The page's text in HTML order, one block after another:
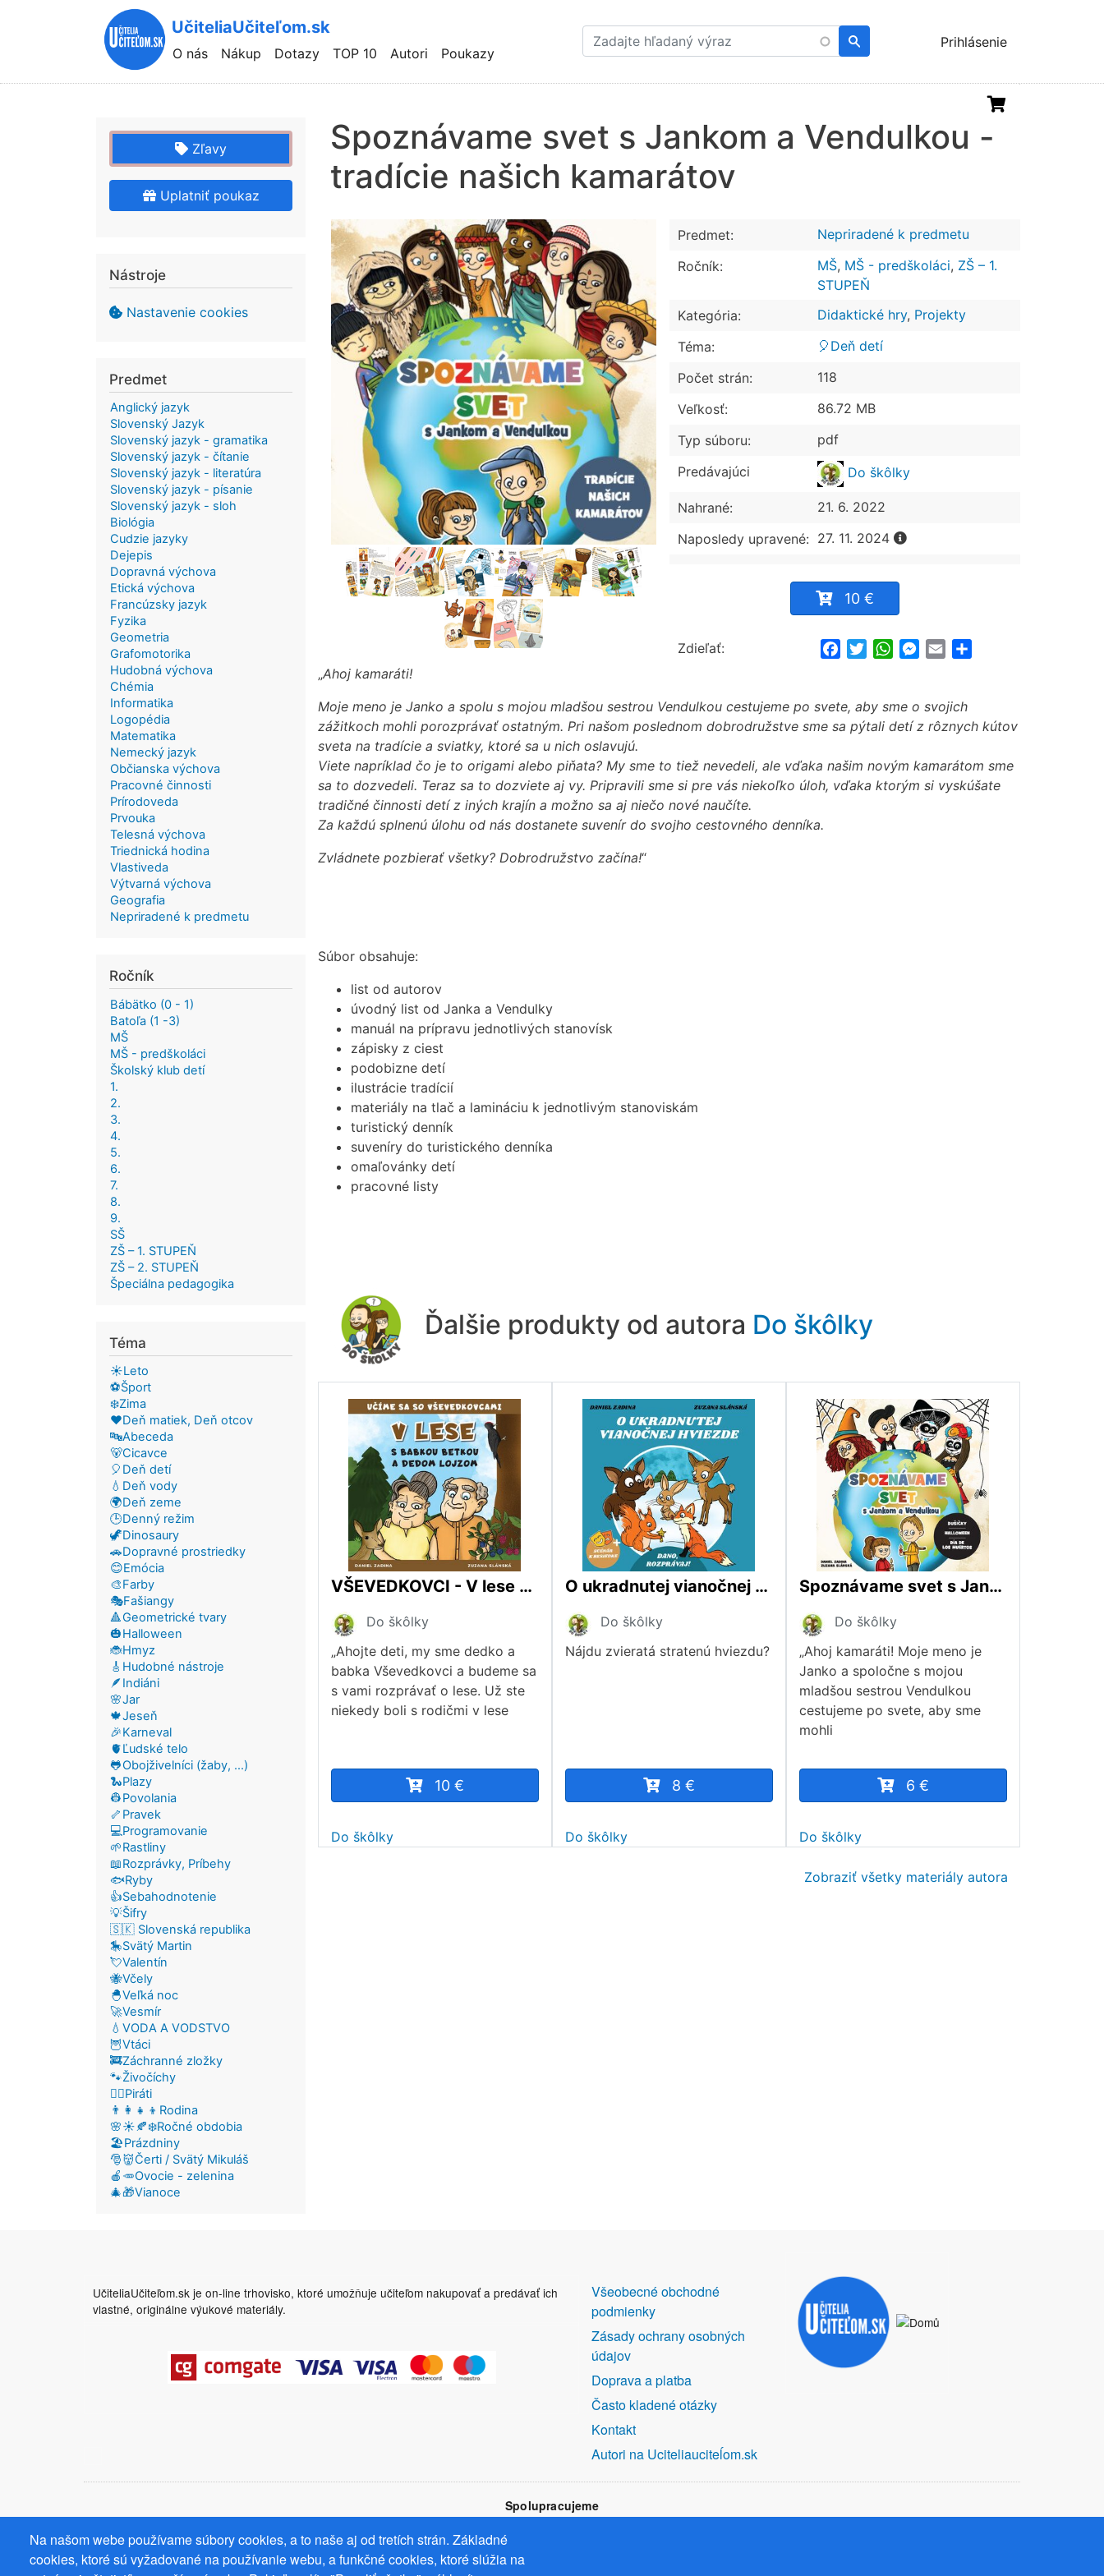
hlavný
UčiteliaUčiteľom.sk
Menu
Prihlásenie
Hlavní
navigace
O nás Nákup Dotazy TOP 10 Autori Poukazy
Spoznávame svet s Jankom a Vendulkou -
tradície našich kamarátov
Predmet:
Nepriradené k predmetu
Ročník:
MŠ, MŠ - predškoláci, ZŠ – 1.
STUPEŇ
Kategória:
Didaktické hry, Projekty
Téma:
🎈Deň detí
Počet strán:
118
Veľkosť:
86.72 MB
Typ súboru:
pdf
Predávajúci
Do škôlky
Nahrané:
21. 6. 2022
Naposledy upravené: 27. 11. 2024
10 €
Zdieľať: FacebookTwitterWhatsApp
Messenger
Email
„Ahoj kamaráti!
Moje meno je Janko a spolu s mojou mladšou sestrou Vendulkou cestujeme po svete, aby sme o svojich
zážitkoch mohli porozprávať ostatným. Pri našom poslednom dobrodružstve sme sa pýtali detí z rôznych kútov
sveta na tradície a sviatky, ktoré sa u nich oslavujú.
Viete napríklad čo je to origami alebo piňata? My sme to tiež nevedeli, ale vďaka našim novým kamarátom sme
sa to dozvedeli. Teraz sa to dozviete aj vy. Pripravili sme si pre vás niekoľko úloh, vďaka ktorým si vyskúšate
tradičné činnosti detí z iných krajín a možno sa aj niečo nové naučíte.
Za každú splnenú úlohu od nás dostanete suvenír do svojho cestovného denníka.
Zvládnete pozbierať všetky? Dobrodružstvo začína!“
Súbor obsahuje:
list od autorov
úvodný list od Janka a Vendulky
manuál na prípravu jednotlivých stanovísk
zápisky z ciest
podobizne detí
ilustrácie tradícií
materiály na tlač a lamináciu k jednotlivým stanoviskám
turistický denník
suveníry do turistického denníka
omaľovánky detí
pracovné listy
Ďalšie produkty od autora Do škôlky
VŠEVEDKOVCI - V lese s babkou Betkou a dedom Lojzom
Do škôlky
„Ahojte deti, my sme dedko a
babka Vševedkovci a budeme sa
s vami rozprávať o lese. Už ste
niekedy boli s rodičmi v lese
10 €
Do škôlky
O ukradnutej vianočnej hviezde
Do škôlky
Nájdu zvieratá stratenú hviezdu?
8 €
Do škôlky
Spoznávame svet s Jankom a Vendulkou - Dušičky, Halloween, Día de los Muertos
Do škôlky
„Ahoj kamaráti! Moje meno je
Janko a spoločne s mojou
mladšou sestrou Vendulkou
cestujeme po svete, aby sme
mohli
6 €
Do škôlky
Zobraziť všetky materiály autora
Zľavy
Uplatniť poukaz
Nástroje
Nastavenie cookies
Predmet
Anglický jazyk
Slovenský Jazyk
Slovenský jazyk - gramatika
Slovenský jazyk - čítanie
Slovenský jazyk - literatúra
Slovenský jazyk - písanie
Slovenský jazyk - sloh
Biológia
Cudzie jazyky
Dejepis
Dopravná výchova
Etická výchova
Francúzsky jazyk
Fyzika
Geometria
Grafomotorika
Hudobná výchova
Chémia
Informatika
Logopédia
Matematika
Nemecký jazyk
Občianska výchova
Pracovné činnosti
Prírodoveda
Prvouka
Telesná výchova
Triednická hodina
Vlastiveda
Výtvarná výchova
Geografia
Nepriradené k predmetu
Ročník
Bábätko (0 - 1)
Batoľa (1 -3)
MŠ
MŠ - predškoláci
Školský klub detí
1.
2.
3.
4.
5.
6.
7.
8.
9.
SŠ
ZŠ – 1. STUPEŇ
ZŠ – 2. STUPEŇ
Špeciálna pedagogika
Téma
☀️Leto
⚽Šport
❄️Zima
❤️Deň matiek, Deň otcov
🔤Abeceda
🐻Cicavce
🎈Deň detí
💧Deň vody
🌍Deň zeme
🕒Denný režim
🦖Dinosaury
🚗Dopravné prostriedky
😊Emócia
🎨Farby
🎭Fašiangy
🔺Geometrické tvary
🎃Halloween
🐞Hmyz
🎸Hudobné nástroje
🪶Indiáni
🌸Jar
🍁Jeseň
🎉Karneval
🫀Ľudské telo
🐸Obojživelníci (žaby, ...)
🐍Plazy
👷Povolania
🦴Pravek
💻Programovanie
🌱Rastliny
📖Rozprávky, Príbehy
🐟Ryby
👍Sebahodnotenie
💡Šifry
🇸🇰 Slovenská republika
🎠Svätý Martin
💘Valentín
🐝Včely
🐣Veľká noc
🚀Vesmír
💧VODA A VODSTVO
🦉Vtáci
🚒Záchranné zložky
🐾Živočíchy
🏴‍☠️Piráti
👨‍👩‍👧‍👦Rodina
🌸☀️🍂❄️Ročné obdobia
🏖️Prázdniny
🎅👹Čerti / Svätý Mikuláš
🍎🥕Ovocie - zelenina
🎄🎁Vianoce
UčiteliaUčiteľom.sk je on-line trhovisko, ktoré umožňuje učiteľom nakupovať a predávať ich
vlastné, originálne výukové materiály.
Na našom webe používame súbory cookies, a to naše aj od tretích strán. Základné
cookies, ktoré sú vyžadované na používanie webu, a funkčné cookies, ktoré slúžia na
DALŠÍ
ODKAZY
Všeobecné obchodné
podmienky
Zásady ochrany osobných
údajov
Doprava a platba
Často kladené otázky
Kontakt
Autori na Uciteliauciteĺom.sk
Spolupracujeme